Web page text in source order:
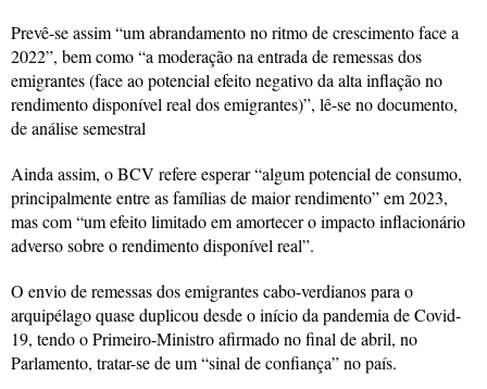
Prevê-se assim “um abrandamento no ritmo de crescimento face a
2022”, bem como “a moderação na entrada de remessas dos
emigrantes (face ao potencial efeito negativo da alta inflação no
rendimento disponível real dos emigrantes)”, lê-se no documento,
de análise semestral
Ainda assim, o BCV refere esperar “algum potencial de consumo,
principalmente entre as famílias de maior rendimento” em 2023,
mas com “um efeito limitado em amortecer o impacto inflacionário
adverso sobre o rendimento disponível real”.
O envio de remessas dos emigrantes cabo-verdianos para o
arquipélago quase duplicou desde o início da pandemia de Covid-
19, tendo o Primeiro-Ministro afirmado no final de abril, no
Parlamento, tratar-se de um “sinal de confiança” no país.